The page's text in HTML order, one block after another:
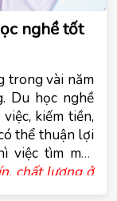
nghề tốt
trong vài năm
Du học nghề
kiếm tiền,
thể thuận lợi
chất lượng ở
Cùng trung